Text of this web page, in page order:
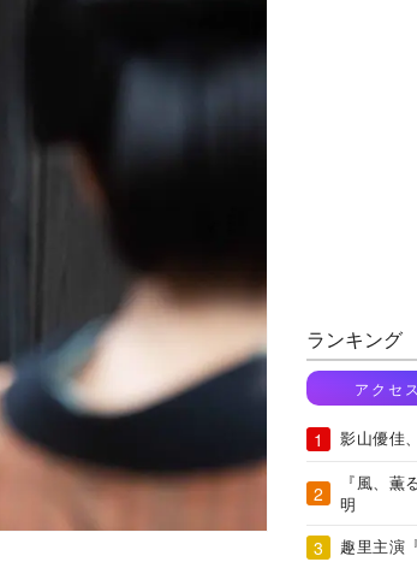
ランキング
アクセ
影山優佳
『風、
明
趣里主演